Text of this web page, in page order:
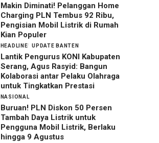
Makin Diminati! Pelanggan Home
Charging PLN Tembus 92 Ribu,
Pengisian Mobil Listrik di Rumah
Kian Populer
HEADLINE UPDATE BANTEN
Lantik Pengurus KONI Kabupaten
Serang, Agus Rasyid: Bangun
Kolaborasi antar Pelaku Olahraga
untuk Tingkatkan Prestasi
NASIONAL
Buruan! PLN Diskon 50 Persen
Tambah Daya Listrik untuk
Pengguna Mobil Listrik, Berlaku
hingga 9 Agustus